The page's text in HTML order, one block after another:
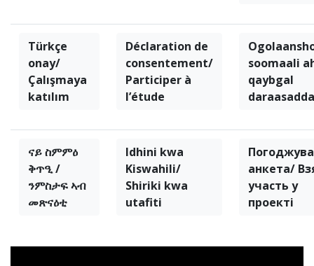
Türkçe
onay/
Çalışmaya
katılım
Déclaration de
consentement/
Participer à
l’étude
soomaali
qaybgal
daraasadda
ናይ ስምምዕ
ቅጥዒ /
ንምስታፍ ኣብ
መጽናዕቲ
Idhini kwa
Kiswahili/
Shiriki kwa
utafiti
анкета/
участь у
проекті